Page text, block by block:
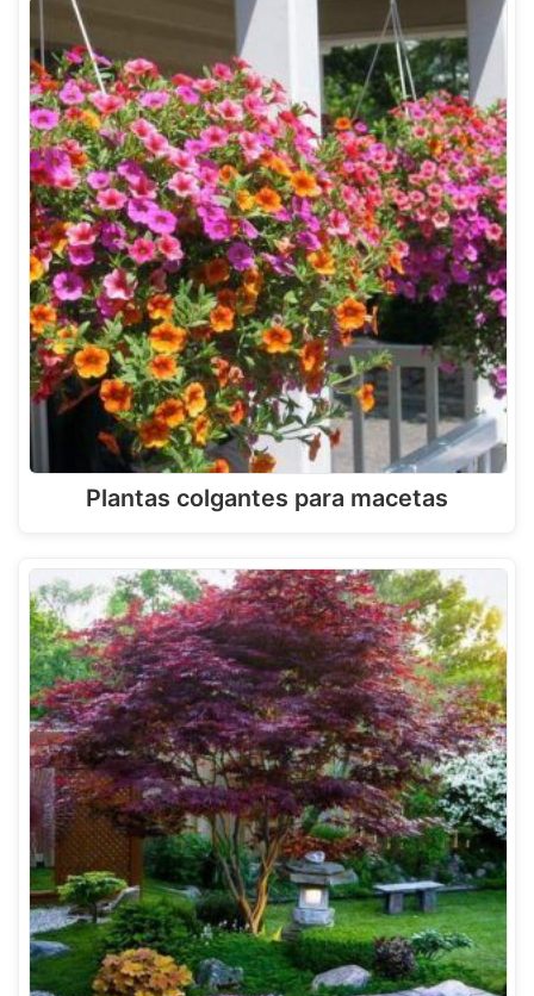
Plantas colgantes para macetas